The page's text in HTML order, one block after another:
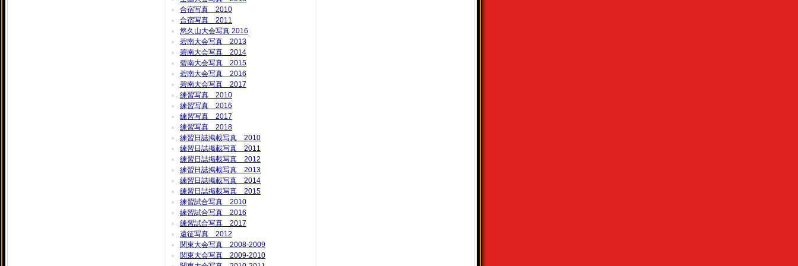
合宿写真 2010
合宿写真 2011
悠久山大会写真 2016
碧南大会写真 2013
碧南大会写真 2014
碧南大会写真 2015
碧南大会写真 2016
碧南大会写真 2017
練習写真 2010
練習写真 2016
練習写真 2017
練習写真 2018
練習日誌掲載写真 2010
練習日誌掲載写真 2011
練習日誌掲載写真 2012
練習日誌掲載写真 2013
練習日誌掲載写真 2014
練習日誌掲載写真 2015
練習試合写真 2010
練習試合写真 2016
練習試合写真 2017
遠征写真 2012
関東大会写真 2008-2009
関東大会写真 2009-2010